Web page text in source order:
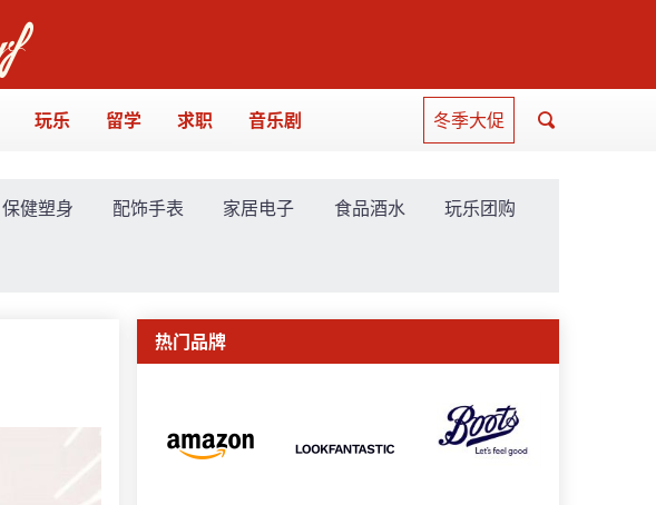
玩乐 留学 求职 音乐剧 冬季大促
保健塑身 配饰手表 家居电子 食品酒水 玩乐团购
热门品牌